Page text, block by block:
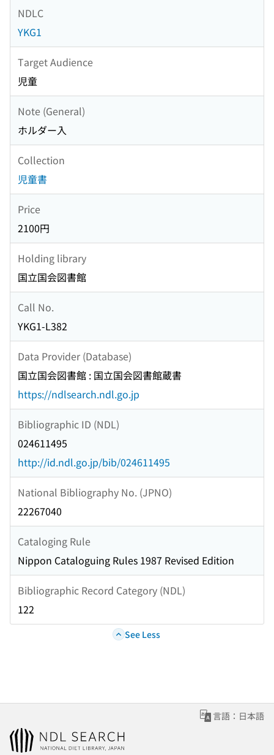
NDLC
YKG1
Target Audience
児童
Note (General)
ホルダー入
Collection
児童書
Price
2100円
Holding library
国立国会図書館
Call No.
YKG1-L382
Data Provider (Database)
国立国会図書館 : 国立国会図書館蔵書
https://ndlsearch.ndl.go.jp
Bibliographic ID (NDL)
024611495
http://id.ndl.go.jp/bib/024611495
National Bibliography No. (JPNO)
22267040
Cataloging Rule
Nippon Cataloguing Rules 1987 Revised Edition
Bibliographic Record Category (NDL)
122
See Less
言語：日本語